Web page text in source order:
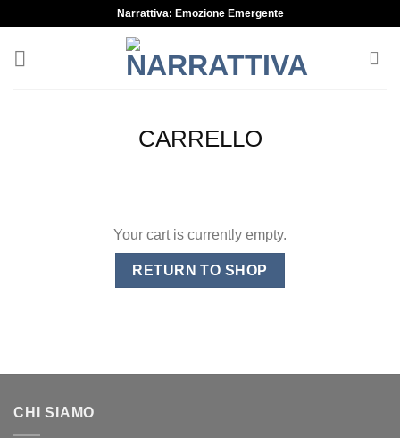
content
Narrattiva: Emozione Emergente
CARRELLO
Your cart is currently empty.
RETURN TO SHOP
CHI SIAMO